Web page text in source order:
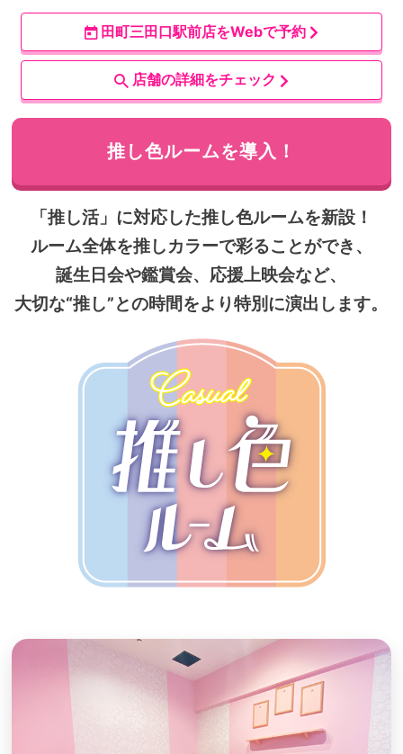
田町三田口駅前店をWebで予約
店舗の詳細をチェック
推し色ルームを導入！
「推し活」に対応した推し色ルームを新設！
ルーム全体を推しカラーで彩ることができ、
誕生日会や鑑賞会、応援上映会など、
大切な“推し”との時間をより特別に演出します。